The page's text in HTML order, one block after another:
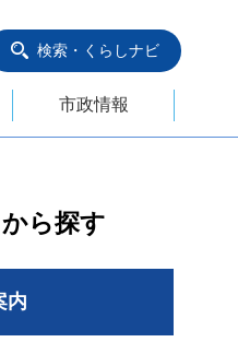
検索・くらしナビ
市政情報
ら探す
内